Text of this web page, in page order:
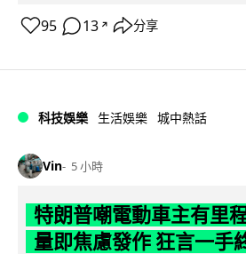
95 13 ↗ 分享
科技娛樂 生活娛樂 城中熱話
Vin 5 小時
特朗普嘲電動車主有里
量即焦慮發作 狂言一手